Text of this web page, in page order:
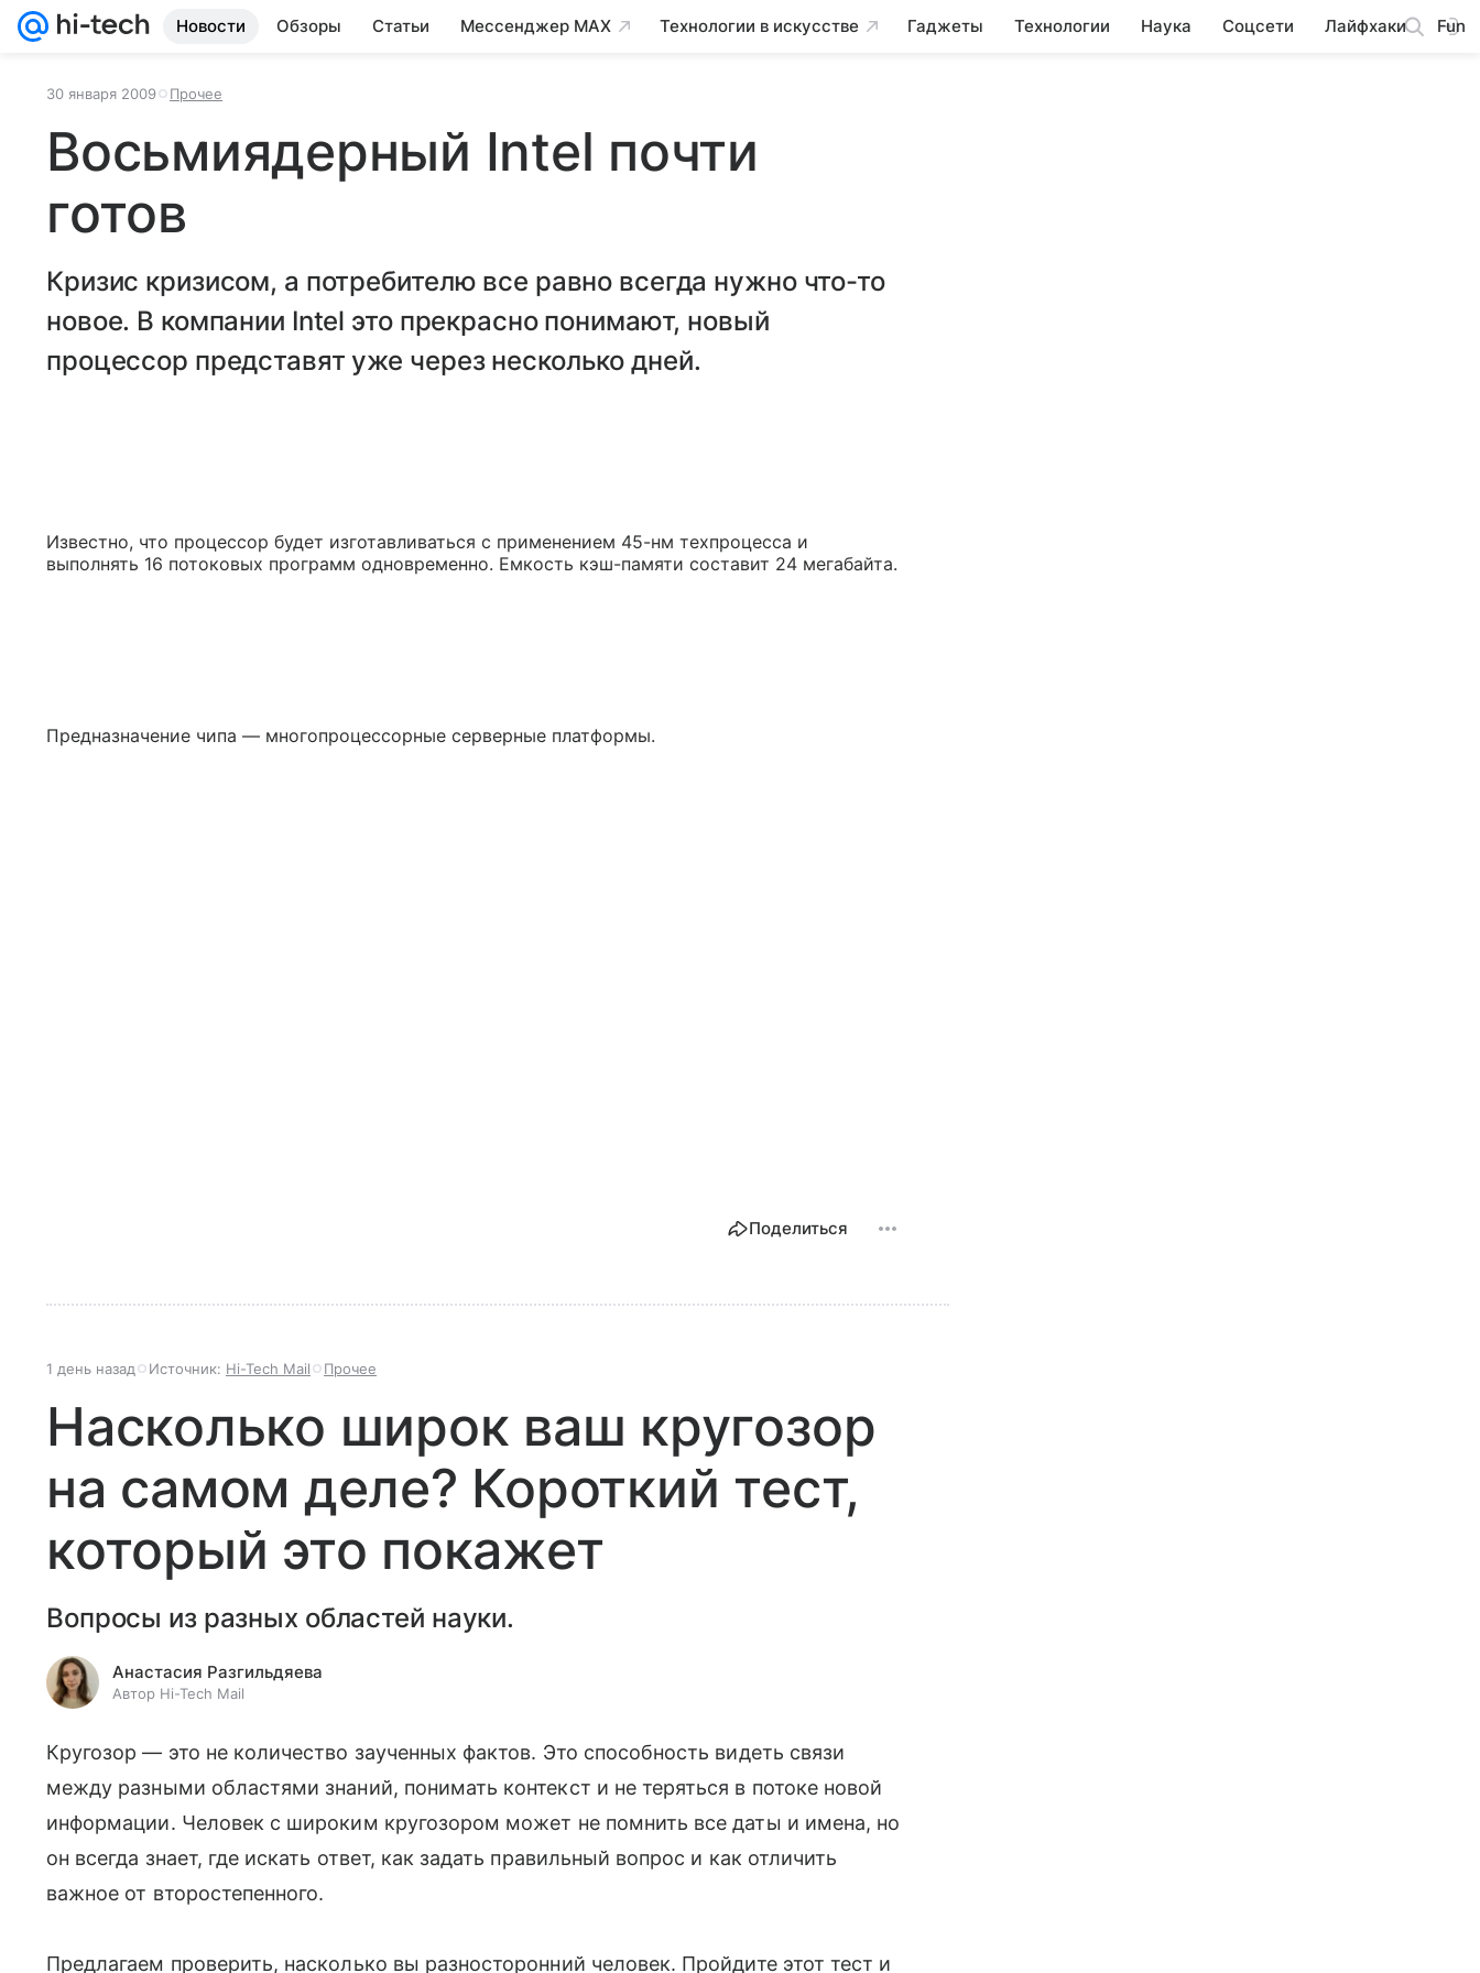
Новости Обзоры Статьи Мессенджер MAX Технологии в искусстве Гаджеты Технологии Наука Соцсети Лайфхаки Fun
30 января 2009 Прочее
Восьмиядерный Intel почти
готов
Кризис кризисом, а потребителю все равно всегда нужно что-то
новое. В компании Intel это прекрасно понимают, новый
процессор представят уже через несколько дней.
Известно, что процессор будет изготавливаться с применением 45-нм техпроцесса и
выполнять 16 потоковых программ одновременно. Емкость кэш-памяти составит 24 мегабайта.
Предназначение чипа — многопроцессорные серверные платформы.
Поделиться
1 день назад Источник: Hi-Tech Mail Прочее
Насколько широк ваш кругозор
на самом деле? Короткий тест,
который это покажет
Вопросы из разных областей науки.
Анастасия Разгильдяева
Автор Hi-Tech Mail
Кругозор — это не количество заученных фактов. Это способность видеть связи
между разными областями знаний, понимать контекст и не теряться в потоке новой
информации. Человек с широким кругозором может не помнить все даты и имена, но
он всегда знает, где искать ответ, как задать правильный вопрос и как отличить
важное от второстепенного.
Предлагаем проверить, насколько вы разносторонний человек. Пройдите этот тест и